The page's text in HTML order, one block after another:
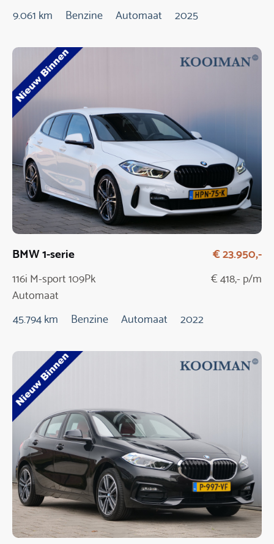
9.061 km Benzine Automaat 2025
BMW 1-serie
116i M-sport 109Pk
Automaat
€ 23.950,-
€ 418,- p/m
45.794 km Benzine Automaat 2022